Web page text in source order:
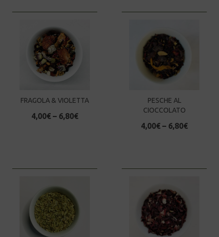
FRAGOLA & VIOLETTA
4,00€ – 6,80€
PESCHE AL
CIOCCOLATO
4,00€ – 6,80€